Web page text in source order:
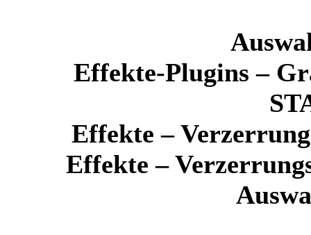
Effekte-Plugins –
Effekte –
Effekte –